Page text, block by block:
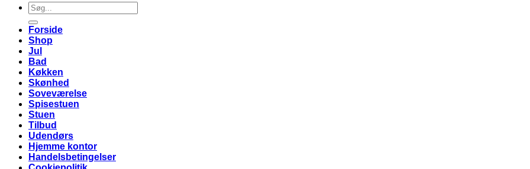
Søg
efter:
Forside
Shop
Jul
Bad
Køkken
Skønhed
Soveværelse
Spisestuen
Stuen
Tilbud
Udendørs
Hjemme kontor
Handelsbetingelser